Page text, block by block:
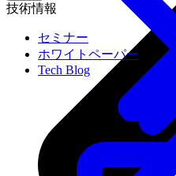
技術情報
セミナー
ホワイトペーパー
Tech Blog